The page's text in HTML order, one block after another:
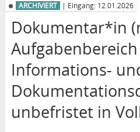
ARCHIVIERT | Eingang: 12.01.2026
Dokumentar*in
Informations-
unbefristet in